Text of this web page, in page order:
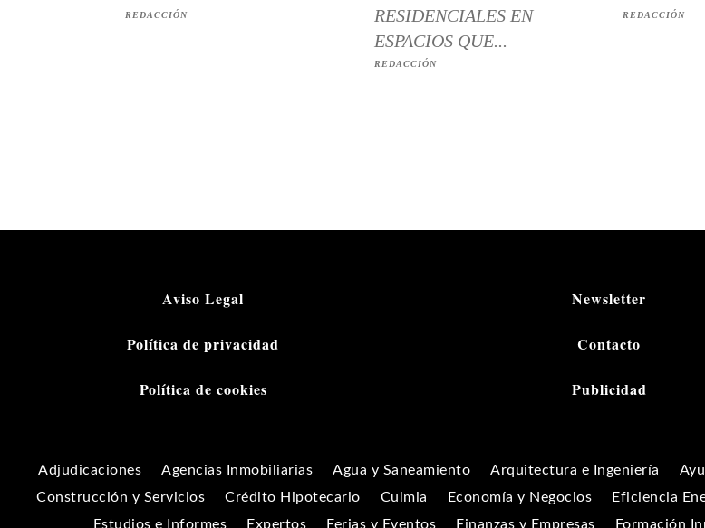
REDACCIÓN
RESIDENCIALES EN
ESPACIOS QUE...
REDACCIÓN
REDACCIÓN
Aviso Legal
Política de privacidad
Política de cookies
Newsletter
Contacto
Publicidad
Adjudicaciones Agencias Inmobiliarias Agua y Saneamiento Arquitectura e Ingeniería
Construcción y Servicios
Crédito Hipotecario Culmia Economía y Negocios Eficiencia
Estudios e Informes
Expertos Ferias y Eventos Finanzas y Empresas Formación